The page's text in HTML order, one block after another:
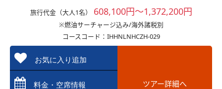
旅行代金（大人1名） 608,100円～1,372,200円
※燃油サーチャージ込み/海外諸税別
コースコード：IHHNLNHCZH-029
お気に入り追加
料金・空席情報 ツアー詳細へ